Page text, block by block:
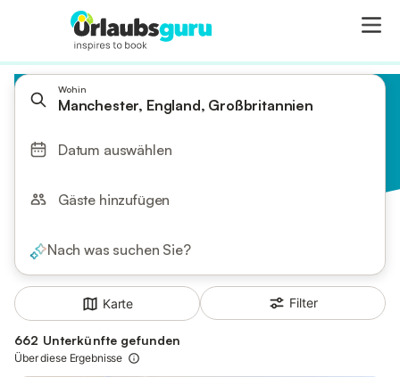
Wohin
Manchester, England, Großbritannien
Datum auswählen
Gäste hinzufügen
Nach was suchen Sie?
Karte Filter
662 Unterkünfte gefunden
Über diese Ergebnisse